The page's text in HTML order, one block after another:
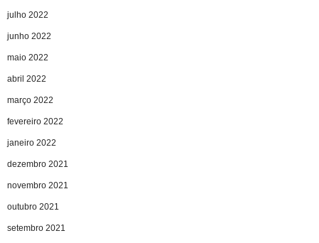
julho 2022
junho 2022
maio 2022
abril 2022
março 2022
fevereiro 2022
janeiro 2022
dezembro 2021
novembro 2021
outubro 2021
setembro 2021